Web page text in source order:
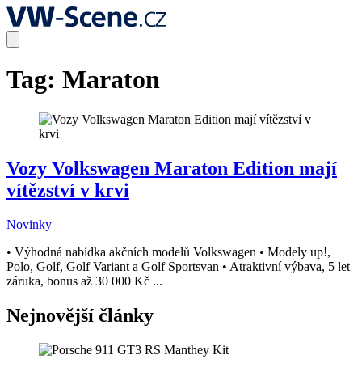
Tag: Maraton
Vozy Volkswagen Maraton Edition mají
vítězství v krvi
Novinky
• Výhodná nabídka akčních modelů Volkswagen • Modely up!,
Polo, Golf, Golf Variant a Golf Sportsvan • Atraktivní výbava, 5 let
záruka, bonus až 30 000 Kč ...
Nejnovější články